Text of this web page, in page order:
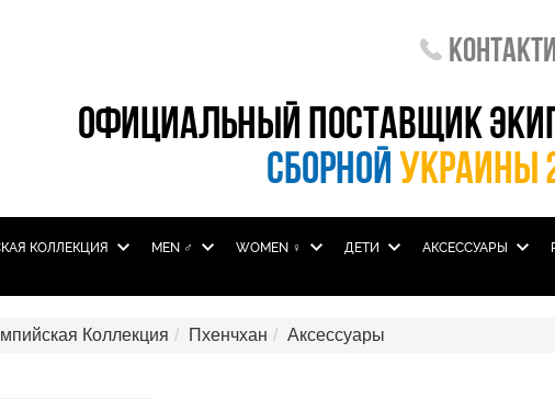
Контакти
ОФИЦИАЛЬНЫЙ ПОСТАВЩИК
СБОРНОЙ УКРАИНЫ
КОЛЛЕКЦИЯ MEN ♂ WOMEN ♀ ДЕТИ АКСЕССУАРЫ
Коллекция Пхенчхан Аксессуары